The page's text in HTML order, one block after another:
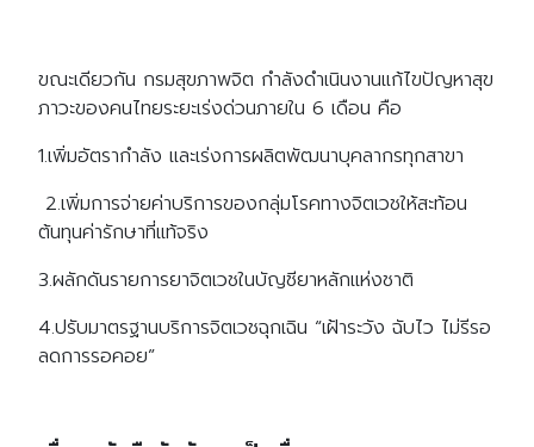
ขณะเดียวกัน กรมสุขภาพจิต กำลังดำเนินงานแก้ไขปัญหาสุข
ภาวะของคนไทยระยะเร่งด่วนภายใน 6 เดือน คือ
1.เพิ่มอัตรากำลัง และเร่งการผลิตพัฒนาบุคลากรทุกสาขา
2.เพิ่มการจ่ายค่าบริการของกลุ่มโรคทางจิตเวชให้สะท้อน
ต้นทุนค่ารักษาที่แท้จริง
3.ผลักดันรายการยาจิตเวชในบัญชียาหลักแห่งชาติ
4.ปรับมาตรฐานบริการจิตเวชฉุกเฉิน “เฝ้าระวัง ฉับไว ไม่รีรอ
ลดการรอคอย”